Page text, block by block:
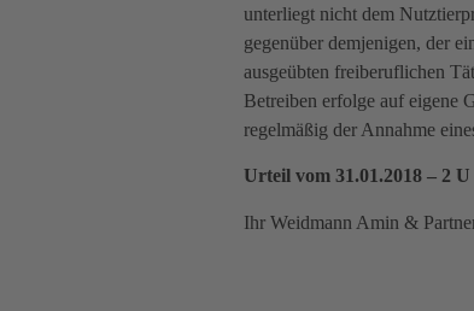
unterliegt nicht dem
gegenüber demjenigen, der
ausgeübten freiberuflichen
Betreiben erfolge auf eigene
regelmäßig der Annahme
Urteil vom 31.01.2018 – 2 U
Ihr Weidmann Amin &